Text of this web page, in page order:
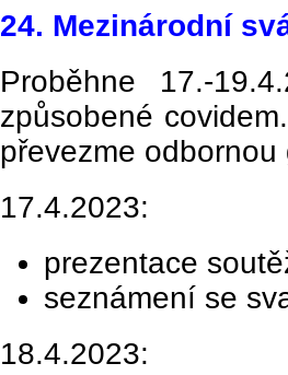
24. Mezinárodní
Proběhne 17.-
způsobené
převezme
17.4.2023:
prezentace
seznámení se
18.4.2023: